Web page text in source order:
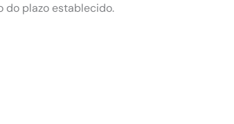
do plazo establecido.